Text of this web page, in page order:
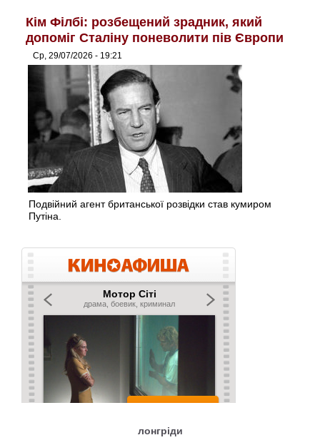
Кім Філбі: розбещений зрадник, який
допоміг Сталіну поневолити пів Європи
Ср, 29/07/2026 - 19:21
Подвійний агент британської розвідки став кумиром
Путіна.
лонгріди